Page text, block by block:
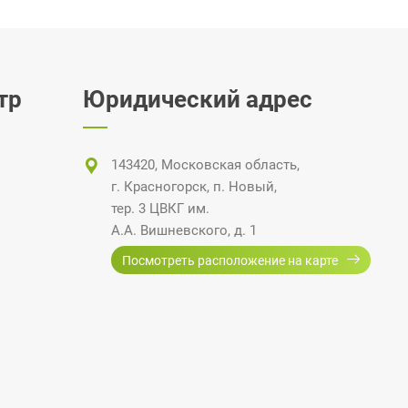
Юридический адрес
143420, Московская область,
г. Красногорск, п. Новый,
тер. 3 ЦВКГ им.
А.А. Вишневского, д. 1
Посмотреть расположение на карте